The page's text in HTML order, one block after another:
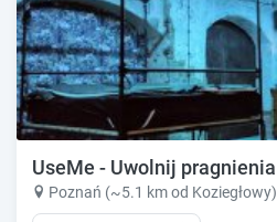
UseMe - Uwolnij pragnienia
Poznań (~5.1 km od Koziegłowy)